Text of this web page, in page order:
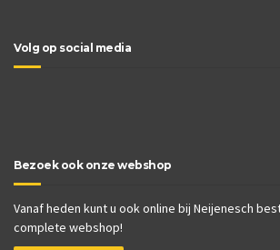
Volg op social media
Bezoek ook onze webshop
Vanaf heden kunt u ook online bij Neijenesch
complete webshop!